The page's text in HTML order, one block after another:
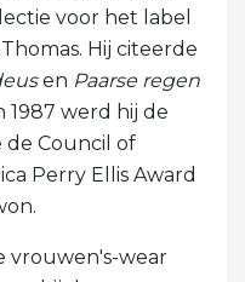
voor het label
Hij citeerde
en Paarse regen
1987 werd hij de
Council of
Perry Ellis Award
vrouwen's-wear